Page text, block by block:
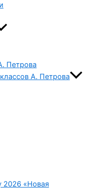
Петрова
А. Петрова
2026 «Новая